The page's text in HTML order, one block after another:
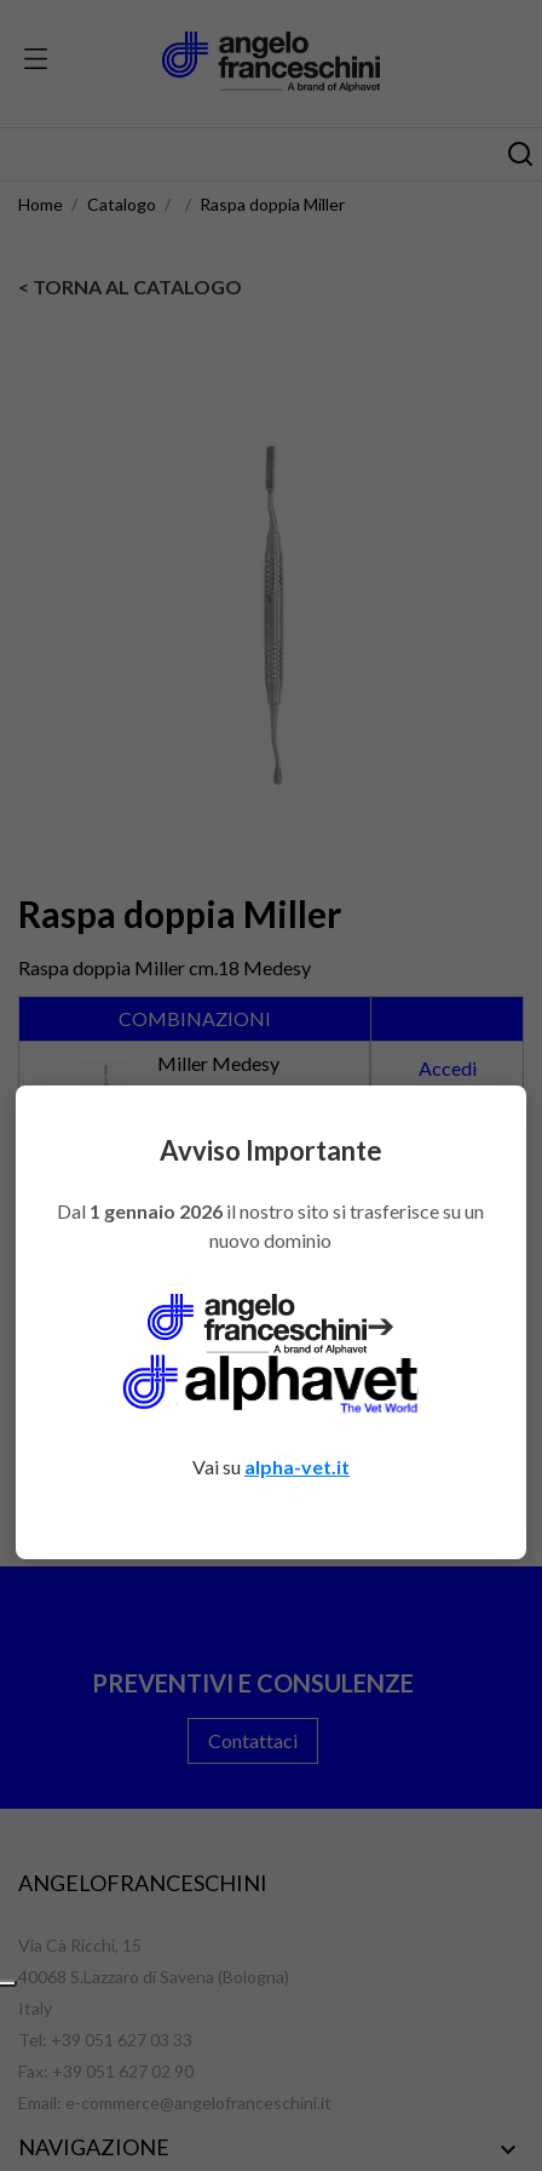
Home Catalogo Raspa doppia Miller
< TORNA AL CATALOGO
Raspa doppia Miller
Raspa doppia Miller cm.18 Medesy
COMBINAZIONI
Miller Medesy
Accedi
Raspa Miller-Colburn: mm.170
Raspa Miller: mm.180, diametro: 10mm
PREVENTIVI E CONSULENZE
Contattaci
ANGELOFRANCESCHINI
Via Cà Ricchi, 15
40068 S.Lazzaro di Savena (Bologna)
Italy
Tel: +39 051 627 03 33
Fax: +39 051 627 02 90
Email: e-commerce@angelofranceschini.it
NAVIGAZIONE 
Avviso Importante
Dal 1 gennaio 2026 il nostro sito si trasferisce su un
nuovo dominio
➔
Vai su alpha-vet.it